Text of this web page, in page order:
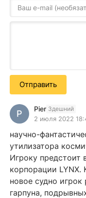
Отправить
P Pier Здешний
2 июля 2022
научно-
утилизатора
Игроку предстоит
корпорации LYNX.
новое судно
гарпуна,